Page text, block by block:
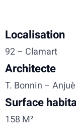
Localisation
92 – Clamart
Architecte
T. Bonnin –
Surface
158 M²